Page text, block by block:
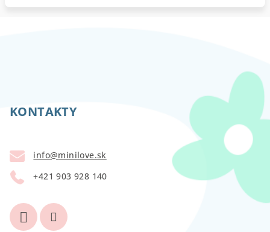
KONTAKTY
info@minilove.sk
+421 903 928 140